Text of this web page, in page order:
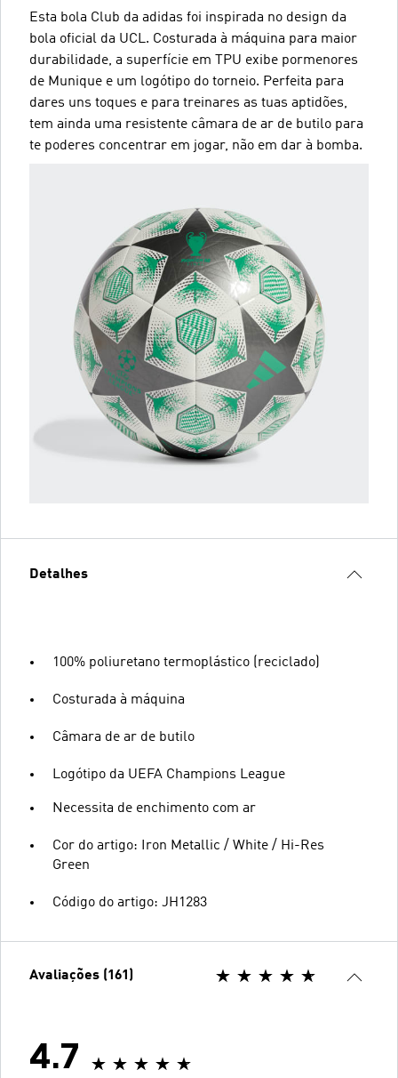
Esta bola Club da adidas foi inspirada no design da
bola oficial da UCL. Costurada à máquina para maior
durabilidade, a superfície em TPU exibe pormenores
de Munique e um logótipo do torneio. Perfeita para
dares uns toques e para treinares as tuas aptidões,
tem ainda uma resistente câmara de ar de butilo para
te poderes concentrar em jogar, não em dar à bomba.
Detalhes
100% poliuretano termoplástico (reciclado)
Costurada à máquina
Câmara de ar de butilo
Logótipo da UEFA Champions League
Necessita de enchimento com ar
Cor do artigo: Iron Metallic / White / Hi-Res
Green
Código do artigo: JH1283
Avaliações (161)
4.7